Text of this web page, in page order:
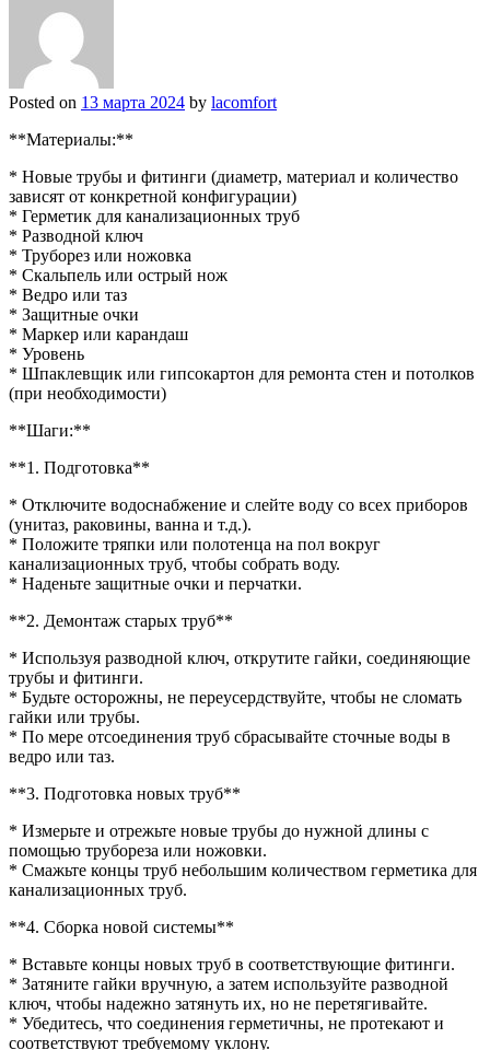
Posted on 13 марта 2024 by lacomfort
**Материалы:**
* Новые трубы и фитинги (диаметр, материал и количество
зависят от конкретной конфигурации)
* Герметик для канализационных труб
* Разводной ключ
* Труборез или ножовка
* Скальпель или острый нож
* Ведро или таз
* Защитные очки
* Маркер или карандаш
* Уровень
* Шпаклевщик или гипсокартон для ремонта стен и потолков
(при необходимости)
**Шаги:**
**1. Подготовка**
* Отключите водоснабжение и слейте воду со всех приборов
(унитаз, раковины, ванна и т.д.).
* Положите тряпки или полотенца на пол вокруг
канализационных труб, чтобы собрать воду.
* Наденьте защитные очки и перчатки.
**2. Демонтаж старых труб**
* Используя разводной ключ, открутите гайки, соединяющие
трубы и фитинги.
* Будьте осторожны, не переусердствуйте, чтобы не сломать
гайки или трубы.
* По мере отсоединения труб сбрасывайте сточные воды в
ведро или таз.
**3. Подготовка новых труб**
* Измерьте и отрежьте новые трубы до нужной длины с
помощью трубореза или ножовки.
* Смажьте концы труб небольшим количеством герметика для
канализационных труб.
**4. Сборка новой системы**
* Вставьте концы новых труб в соответствующие фитинги.
* Затяните гайки вручную, а затем используйте разводной
ключ, чтобы надежно затянуть их, но не перетягивайте.
* Убедитесь, что соединения герметичны, не протекают и
соответствуют требуемому уклону.